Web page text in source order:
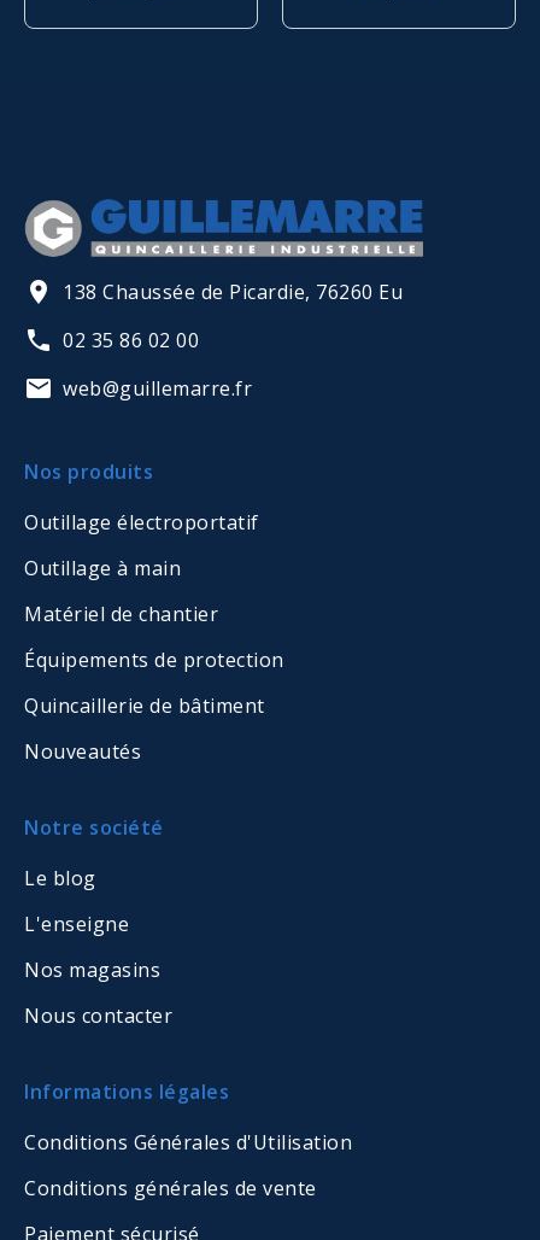
138 Chaussée de Picardie, 76260 Eu
02 35 86 02 00
web@guillemarre.fr
Nos produits
Outillage électroportatif
Outillage à main
Matériel de chantier
Équipements de protection
Quincaillerie de bâtiment
Nouveautés
Notre société
Le blog
L'enseigne
Nos magasins
Nous contacter
Informations légales
Conditions Générales d'Utilisation
Conditions générales de vente
Paiement sécurisé